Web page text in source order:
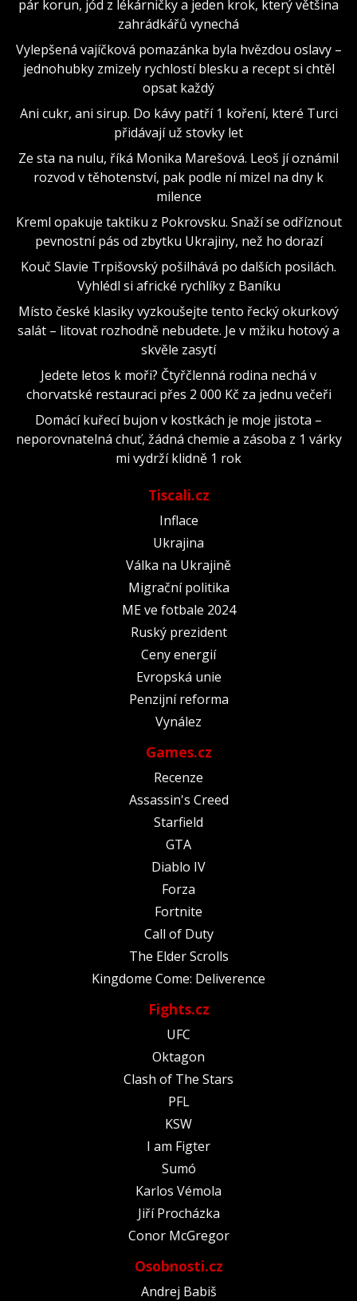
pár korun, jód z lékárničky a jeden krok, který většina
zahrádkářů vynechá
Vylepšená vajíčková pomazánka byla hvězdou oslavy –
jednohubky zmizely rychlostí blesku a recept si chtěl
opsat každý
Ani cukr, ani sirup. Do kávy patří 1 koření, které Turci
přidávají už stovky let
Ze sta na nulu, říká Monika Marešová. Leoš jí oznámil
rozvod v těhotenství, pak podle ní mizel na dny k
milence
Kreml opakuje taktiku z Pokrovsku. Snaží se odříznout
pevnostní pás od zbytku Ukrajiny, než ho dorazí
Kouč Slavie Trpišovský pošilhává po dalších posilách.
Vyhlédl si africké rychlíky z Baníku
Místo české klasiky vyzkoušejte tento řecký okurkový
salát – litovat rozhodně nebudete. Je v mžiku hotový a
skvěle zasytí
Jedete letos k moři? Čtyřčlenná rodina nechá v
chorvatské restauraci přes 2 000 Kč za jednu večeři
Domácí kuřecí bujon v kostkách je moje jistota –
neporovnatelná chuť, žádná chemie a zásoba z 1 várky
mi vydrží klidně 1 rok
Tiscali.cz
Inflace
Ukrajina
Válka na Ukrajině
Migrační politika
ME ve fotbale 2024
Ruský prezident
Ceny energií
Evropská unie
Penzijní reforma
Vynález
Games.cz
Recenze
Assassin's Creed
Starfield
GTA
Diablo IV
Forza
Fortnite
Call of Duty
The Elder Scrolls
Kingdome Come: Deliverence
Fights.cz
UFC
Oktagon
Clash of The Stars
PFL
KSW
I am Figter
Sumó
Karlos Vémola
Jiří Procházka
Conor McGregor
Osobnosti.cz
Andrej Babiš